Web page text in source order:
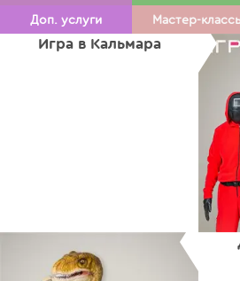
Доп. услуги
Мастер-
Игра в Кальмара